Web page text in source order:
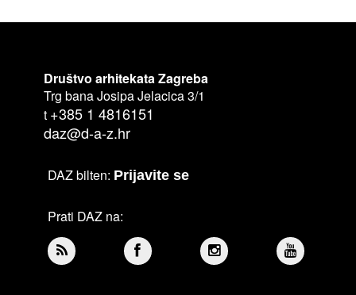
Društvo arhitekata Zagreba
Trg bana Josipa Jelacica 3/1
t +385 1 4816151
daz@d-a-z.hr
DAZ bilten: Prijavite se
Prati DAZ na: